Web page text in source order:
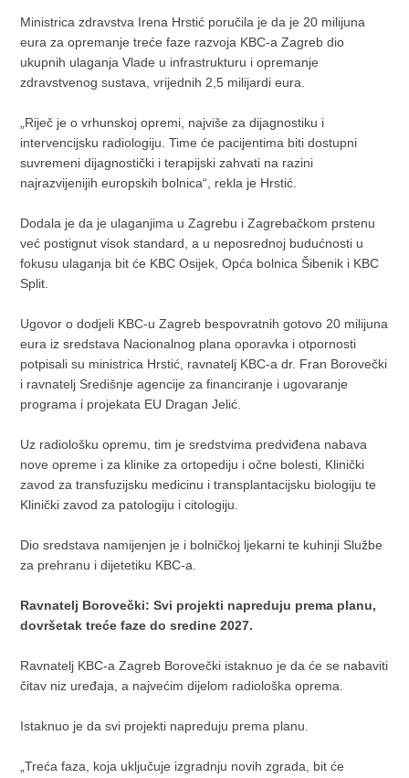
Ministrica zdravstva Irena Hrstić poručila je da je 20 milijuna
eura za opremanje treće faze razvoja KBC-a Zagreb dio
ukupnih ulaganja Vlade u infrastrukturu i opremanje
zdravstvenog sustava, vrijednih 2,5 milijardi eura.
„Riječ je o vrhunskoj opremi, najviše za dijagnostiku i
intervencijsku radiologiju. Time će pacijentima biti dostupni
suvremeni dijagnostički i terapijski zahvati na razini
najrazvijenijih europskih bolnica“, rekla je Hrstić.
Dodala je da je ulaganjima u Zagrebu i Zagrebačkom prstenu
već postignut visok standard, a u neposrednoj budućnosti u
fokusu ulaganja bit će KBC Osijek, Opća bolnica Šibenik i KBC
Split.
Ugovor o dodjeli KBC-u Zagreb bespovratnih gotovo 20 milijuna
eura iz sredstava Nacionalnog plana oporavka i otpornosti
potpisali su ministrica Hrstić, ravnatelj KBC-a dr. Fran Borovečki
i ravnatelj Središnje agencije za financiranje i ugovaranje
programa i projekata EU Dragan Jelić.
Uz radiološku opremu, tim je sredstvima predviđena nabava
nove opreme i za klinike za ortopediju i očne bolesti, Klinički
zavod za transfuzijsku medicinu i transplantacijsku biologiju te
Klinički zavod za patologiju i citologiju.
Dio sredstava namijenjen je i bolničkoj ljekarni te kuhinji Službe
za prehranu i dijetetiku KBC-a.
Ravnatelj Borovečki: Svi projekti napreduju prema planu,
dovršetak treće faze do sredine 2027.
Ravnatelj KBC-a Zagreb Borovečki istaknuo je da će se nabaviti
čitav niz uređaja, a najvećim dijelom radiološka oprema.
Istaknuo je da svi projekti napreduju prema planu.
„Treća faza, koja uključuje izgradnju novih zgrada, bit će